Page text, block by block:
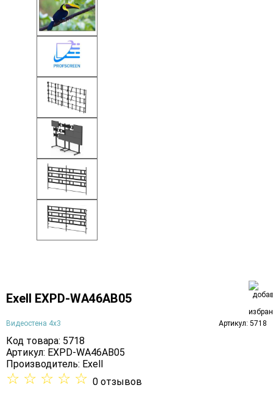
Exell EXPD-WA46AB05
Видеостена 4х3 Артикул: 5718
Код товара: 5718
Артикул: EXPD-WA46AB05
Производитель: Exell
☆ ☆ ☆ ☆ ☆ 0 отзывов